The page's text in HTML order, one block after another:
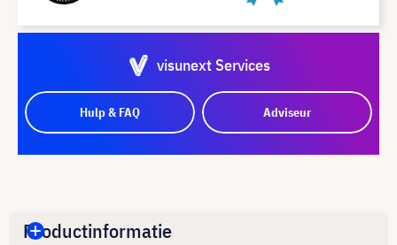
visunext Services
Hulp & FAQ Adviseur
Productinformatie